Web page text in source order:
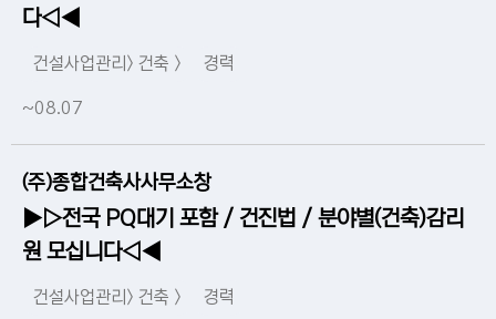
다◁◀
건설사업관리> 건축 > 경력
~08.07
(주)종합건축사사무소창
▶▷전국 PQ대기 포함 / 건진법 / 분야별(건축)감리
원 모십니다◁◀
건설사업관리> 건축 > 경력